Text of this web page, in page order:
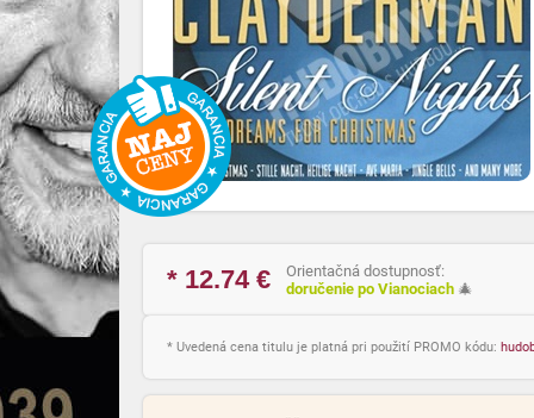
* 12.74€
Orientačná dostupnosť:
doručenie po Vianociach 🎄
* Uvedená cena titulu je platná pri použití PROMO kódu: